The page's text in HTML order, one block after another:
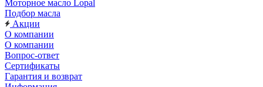
Моторное масло Lopal
Подбор масла
Акции
О компании
О компании
Вопрос-ответ
Сертификаты
Гарантия и возврат